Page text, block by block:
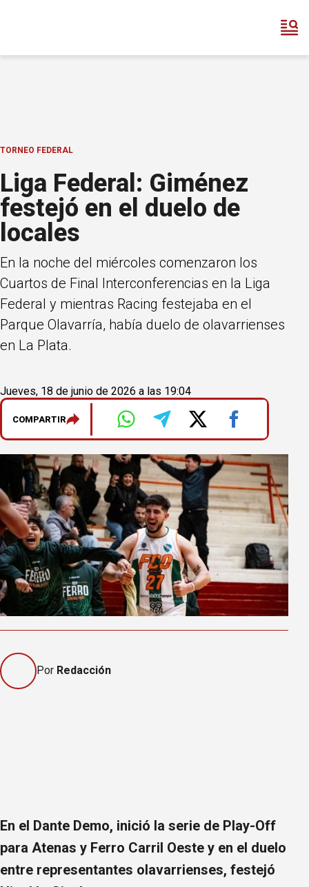
TORNEO FEDERAL
Liga Federal: Giménez
festejó en el duelo de
locales
En la noche del miércoles comenzaron los
Cuartos de Final Interconferencias en la Liga
Federal y mientras Racing festejaba en el
Parque Olavarría, había duelo de olavarrienses
en La Plata.
Jueves, 18 de junio de 2026 a las 19:04
COMPARTIR
Por Redacción
En el Dante Demo, inició la serie de Play-Off
para Atenas y Ferro Carril Oeste y en el duelo
entre representantes olavarrienses, festejó